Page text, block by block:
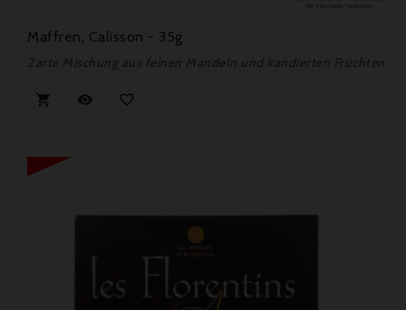
Maffren, Calisson - 35g
  